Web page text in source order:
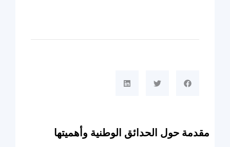
مقدمة حول الحدائق الوطنية وأهميتها